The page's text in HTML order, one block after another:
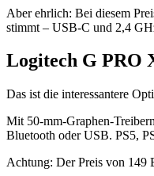
Aber ehrlich: Bei diesem
stimmt – USB-C und 2,4
Logitech G PRO
Das ist die interessantere
Mit 50-mm-Graphen-
Bluetooth oder USB. PS5,
Achtung: Der Preis von 149